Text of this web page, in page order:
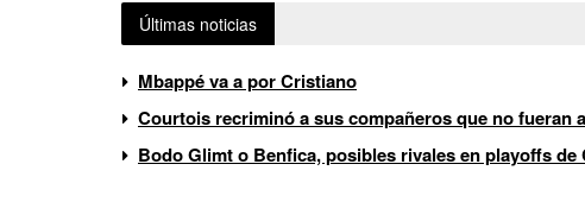
Últimas noticias
Mbappé va a por Cristiano
Courtois recriminó a sus compañeros que no fueran
Bodo Glimt o Benfica, posibles rivales en playoffs de